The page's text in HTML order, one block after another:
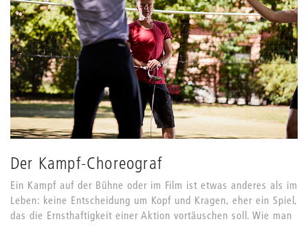
Der Kampf-Choreograf
Ein Kampf auf der Bühne oder im Film ist etwas anderes als im
Leben: keine Entscheidung um Kopf und Kragen, eher ein Spiel,
das die Ernsthaftigkeit einer Aktion vortäuschen soll. Wie man